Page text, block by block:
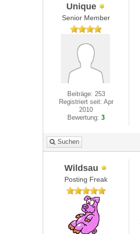
Unique
Senior Member
Beiträge: 253
Registriert seit: Apr
2010
Bewertung:3
Suchen
Wildsau
Posting Freak